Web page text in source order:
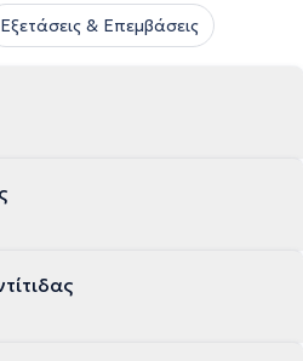
Εξετάσεις & Επεμβάσεις